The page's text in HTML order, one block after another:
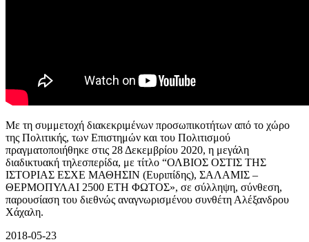
Με τη συμμετοχή διακεκριμένων προσωπικοτήτων από το χώρο
της Πολιτικής, των Επιστημών και του Πολιτισμού
πραγματοποιήθηκε στις 28 Δεκεμβρίου 2020, η μεγάλη
διαδικτυακή τηλεσπερίδα, με τίτλο “ΟΛΒΙΟΣ ΟΣΤΙΣ ΤΗΣ
ΙΣΤΟΡΙΑΣ ΕΣΧΕ ΜΑΘΗΣΙΝ (Ευριπίδης), ΣΑΛΑΜΙΣ –
ΘΕΡΜΟΠΥΛΑΙ 2500 ΕΤΗ ΦΩΤΟΣ», σε σύλληψη, σύνθεση,
παρουσίαση του διεθνώς αναγνωρισμένου συνθέτη Αλέξανδρου
Χάχαλη.
2018-05-23